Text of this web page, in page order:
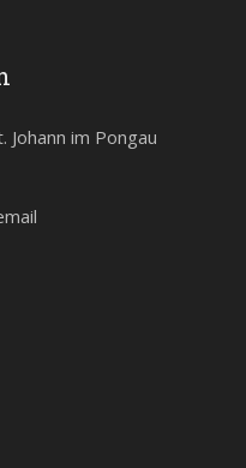
im Pongau